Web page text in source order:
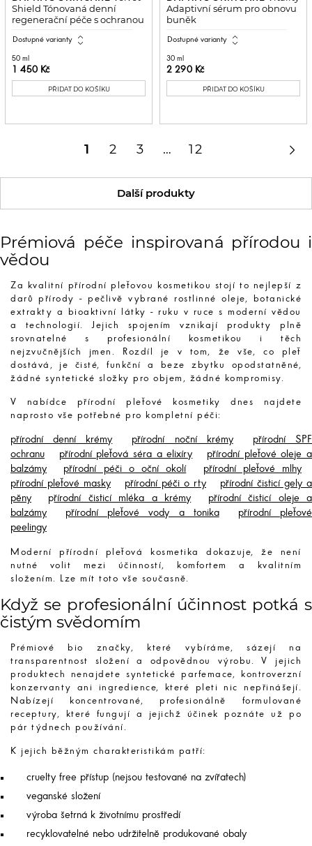
Shield Tónovaná denní
regenerační péče s ochranou
Dostupné varianty expand_all
50 ml
1 450 Kč
PŘIDAT DO KOŠÍKU
Adaptivní sérum pro obnovu
buněk
Dostupné varianty expand_all
30 ml
2 290 Kč
PŘIDAT DO KOŠÍKU
1 2 3 … 12 
Další produkty
Prémiová péče inspirovaná přírodou i
vědou
Za kvalitní přírodní pleťovou kosmetikou stojí to nejlepší z
darů přírody - pečlivě vybrané rostlinné oleje, botanické
extrakty a bioaktivní látky - ruku v ruce s moderní vědou
a technologií. Jejich spojením vznikají produkty plně
srovnatelné s profesionální kosmetikou i těch
nejzvučnějších jmen. Rozdíl je v tom, že vše, co pleť
dostává, je čisté, funkční a beze zbytku opodstatněné,
žádné syntetické složky pro objem, žádné kompromisy.
V nabídce přírodní pleťové kosmetiky dnes najdete
naprosto vše potřebné pro kompletní péči:
přírodní denní krémy přírodní noční krémy
přírodní SPF
ochranu
přírodní pleťová séra a elixíry
přírodní pleťové oleje a
balzámy
přírodní péči o oční okolí
přírodní pleťové mlhy
přírodní pleťové masky
přírodní péči o rty
přírodní čisticí gely a
pěny
přírodní čisticí mléka a krémy
přírodní čisticí oleje a
balzámy
přírodní pleťové vody a tonika
přírodní pleťové
peelingy
Moderní přírodní pleťová kosmetika dokazuje, že není
nutné volit mezi účinností, komfortem a kvalitním
složením. Lze mít toto vše současně.
Když se profesionální účinnost potká s
čistým svědomím
Prémiové bio značky, které vybíráme, sázejí na
transparentnost složení a odpovědnou výrobu. V jejich
produktech nenajdete syntetické parfemace, kontroverzní
konzervanty ani ingredience, které pleti nic nepřinášejí.
Nabízejí koncentrované, profesionálně formulované
receptury, které fungují a jejichž účinek poznáte už po
pár týdnech používání.
K jejich běžným charakteristikám patří:
cruelty free přístup (nejsou testované na zvířatech)
veganské složení
výroba šetrná k životnímu prostředí
recyklovatelné nebo udržitelně produkované obaly